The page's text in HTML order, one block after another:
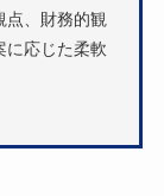
点、財務的観
に応じた柔軟